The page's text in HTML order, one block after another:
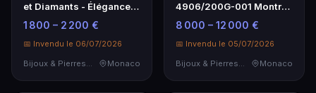
et Diamants - Élégance
et Luxe
1 800 – 2 200 €
📅 Invendu le 06/07/2026
Bijoux & Pierres Précieuses
Monaco
4906/200G-001 Montre
de Luxe
8 000 – 12 000 €
📅 Invendu le 05/07/2026
Bijoux & Pierres Précieuses
Monaco